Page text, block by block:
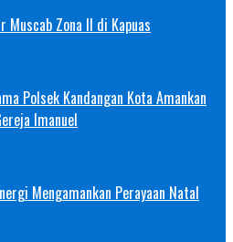
Muscab Zona II di Kapuas
Polsek Kandangan Kota Amankan
Imanuel
Mengamankan Perayaan Natal